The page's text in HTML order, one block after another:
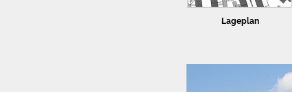
Lageplan